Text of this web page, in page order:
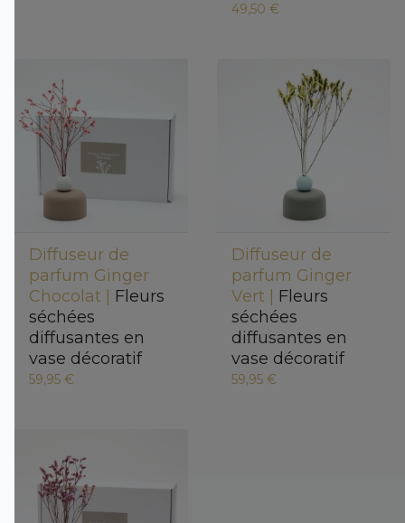
49,50 €
Diffuseur de
parfum Ginger
Chocolat | Fleurs
séchées
diffusantes en
vase décoratif
59,95 €
Diffuseur de
parfum Ginger
Vert | Fleurs
séchées
diffusantes en
vase décoratif
59,95 €